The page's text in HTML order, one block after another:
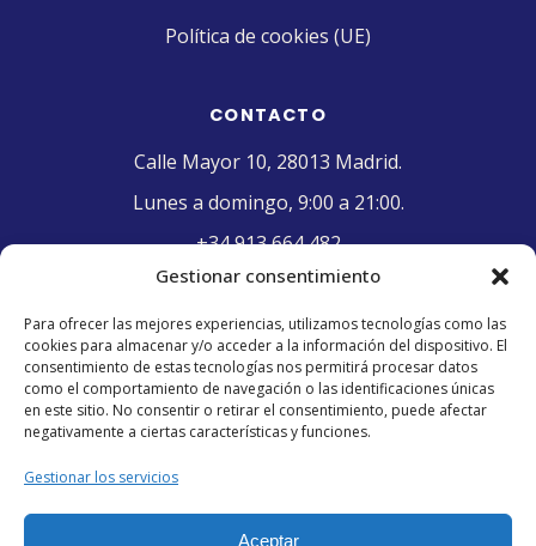
Gestionar consentimiento
Para ofrecer las mejores experiencias, utilizamos tecnologías como las
cookies para almacenar y/o acceder a la información del dispositivo. El
consentimiento de estas tecnologías nos permitirá procesar datos
como el comportamiento de navegación o las identificaciones únicas
en este sitio. No consentir o retirar el consentimiento, puede afectar
negativamente a ciertas características y funciones.
Gestionar los servicios
Aceptar
Política de cookies (UE)
CONTACTO
Calle Mayor 10, 28013 Madrid.
Lunes a domingo, 9:00 a 21:00.
+34 913 664 482
contacto@pasteleriaelriojano.com
SELLO DE CALIDAD